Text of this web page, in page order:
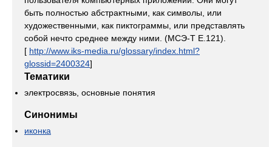
быть полностью абстрактными, как символы, или
художественными, как пиктограммы, или представлять
собой нечто среднее между ними. (МСЭ-Т Е.121).
[ http://www.iks-media.ru/glossary/index.html?
glossid=2400324]
Тематики
электросвязь, основные понятия
Синонимы
иконка